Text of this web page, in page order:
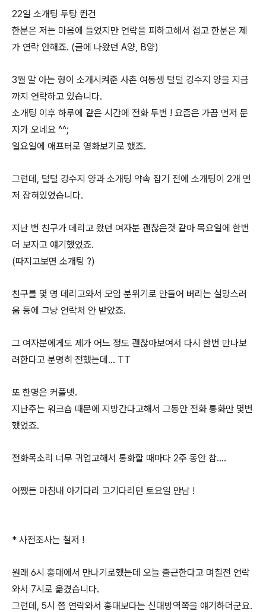
22일 소개팅 두탕 뛴건
한분은 저는 마음에 들었지만 연락을 피하고해서 접고 한분은 제
가 연락 안해죠. (글에 나왔던 A양, B양)
3월 말 아는 형이 소개시켜준 사촌 여동생 털털 강수지 양을 지금
까지 연락하고 있습니다.
소개팅 이후 하루에 같은 시간에 전화 두번 ! 요즘은 가끔 먼저 문
자가 오네요 ^^;
일요일에 애프터로 영화보기로 했죠.
그런데, 털털 강수지 양과 소개팅 약속 잡기 전에 소개팅이 2개 먼
저 잡혀있었습니다.
지난 번 친구가 데리고 왔던 여자분 괜찮은것 같아 목요일에 한번
더 보자고 얘기했었죠.
(따지고보면 소개팅 ?)
친구를 몇 명 데리고와서 모임 분위기로 만들어 버리는 실망스러
움 등에 그냥 연락처 안 받았죠.
그 여자분에게도 제가 어느 정도 괜찮아보여서 다시 한번 만나보
려한다고 분명히 전했는데... TT
또 한명은 커플넷.
지난주는 워크숍 때문에 지방간다고해서 그동안 전화 통화만 몇번
했었죠.
전화목소리 너무 귀엽고해서 통화할 때마다 2주 동안 참....
어쨌든 마침내 아기다리 고기다리던 토요일 만남 !
* 사전조사는 철저 !
원래 6시 홍대에서 만나기로했는데 오늘 출근한다고 며칠전 연락
와서 7시로 옮겼습니다.
그런데, 5시 쯤 연락와서 홍대보다는 신대방역쪽을 얘기하더군요.